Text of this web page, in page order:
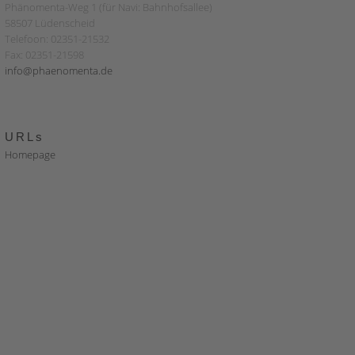
Phänomenta-Weg 1 (für Navi: Bahnhofsallee)
58507 Lüdenscheid
Telefoon: 02351-21532
Fax: 02351-21598
info@phaenomenta.de
URLs
Homepage